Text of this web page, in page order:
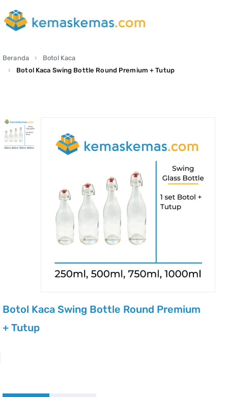
Beranda
Botol Kaca
Botol Kaca Swing Bottle Round Premium + Tutup
Botol Kaca Swing Bottle Round Premium
+ Tutup